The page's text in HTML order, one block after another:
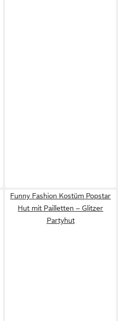
Funny Fashion Kostüm Popstar
Hut mit Pailletten – Glitzer
Partyhut